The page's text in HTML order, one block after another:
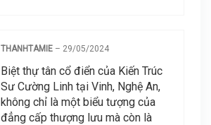
THANHTAMIE – 29/05/2024
Biệt thự tân cổ điển của Kiến Trúc
Sư Cường Linh tại Vinh, Nghệ An,
không chỉ là một biểu tượng của
đẳng cấp thượng lưu mà còn là